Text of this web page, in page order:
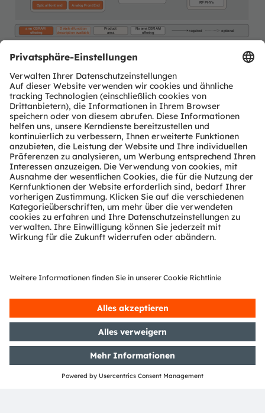
ams OSRAM
offering
Detailed function
description available
Product
area
No ams OSRAM
offering
required optional
Optical front end Analog Front End
RF PHYs
Newsletter-Anmeldung
Abonnieren
ams-OSRAM AG
Tobelbader Straße 30
8141 Premstaetten
Investor Relations
Standorte & Distribution